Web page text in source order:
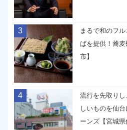
3
まるで和のフ
ばを提供！蕎
市】
4
流行を先取り
しいものを仙
ーンズ【宮城県